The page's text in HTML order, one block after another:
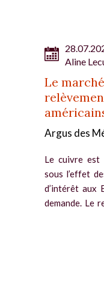
Aline
Le
Argus des
Le cuivre est
sous l’effet
d’intérêt aux
demande. Le